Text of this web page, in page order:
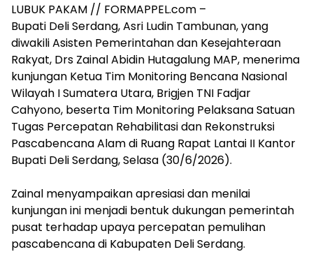
LUBUK PAKAM // FORMAPPEL.com –
Bupati Deli Serdang, Asri Ludin Tambunan, yang
diwakili Asisten Pemerintahan dan Kesejahteraan
Rakyat, Drs Zainal Abidin Hutagalung MAP, menerima
kunjungan Ketua Tim Monitoring Bencana Nasional
Wilayah I Sumatera Utara, Brigjen TNI Fadjar
Cahyono, beserta Tim Monitoring Pelaksana Satuan
Tugas Percepatan Rehabilitasi dan Rekonstruksi
Pascabencana Alam di Ruang Rapat Lantai II Kantor
Bupati Deli Serdang, Selasa (30/6/2026).
‎Zainal menyampaikan apresiasi dan menilai
kunjungan ini menjadi bentuk dukungan pemerintah
pusat terhadap upaya percepatan pemulihan
pascabencana di Kabupaten Deli Serdang.